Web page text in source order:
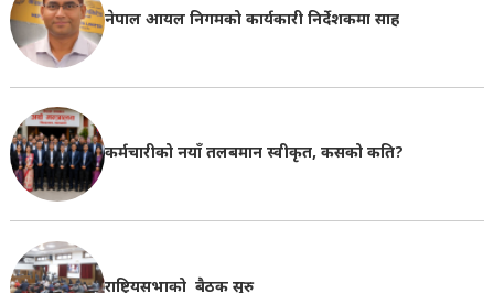
नेपाल आयल निगमको कार्यकारी निर्देशकमा साह
कर्मचारीको नयाँ तलबमान स्वीकृत, कसको कति?
राष्ट्रियसभाको बैठक सुरु